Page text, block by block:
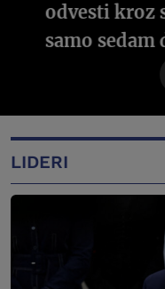
odvesti kroz
samo sedam
LIDERI